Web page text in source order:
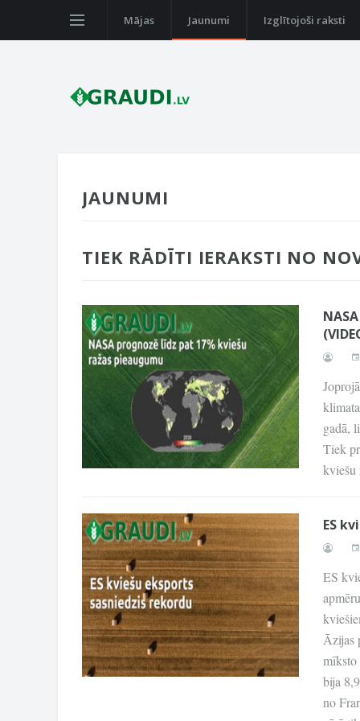
Mājas Jaunumi Izglītojoši raksti
JAUNUMI
TIEK RĀDĪTI IERAKSTI NO
gadā,
Tiek
kviešu
ES
ES
Āzijas
bija
no